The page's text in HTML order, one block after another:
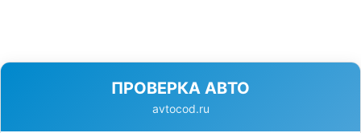
ПРОВЕРКА АВТО
avtocod.ru